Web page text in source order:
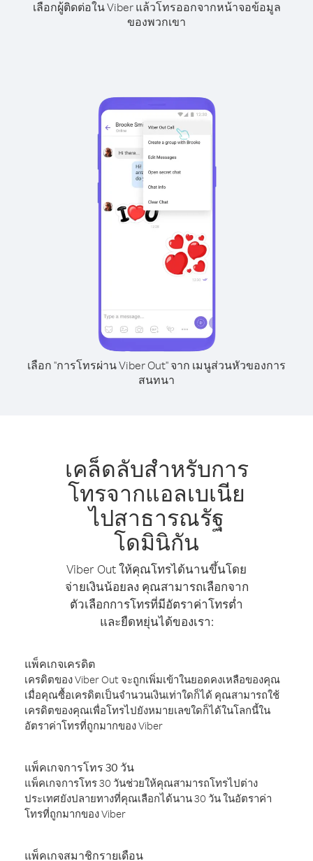
เลือกผู้ติดต่อใน Viber แล้วโทรออกจากหน้าจอข้อมูล
ของพวกเขา
เลือก "การโทรผ่าน Viber Out" จาก เมนูส่วนหัวของการ
สนทนา
เคล็ดลับสำหรับการ
โทรจากแอลเบเนีย
ไปสาธารณรัฐ
โดมินิกัน
Viber Out ให้คุณโทรได้นานขึ้นโดย
จ่ายเงินน้อยลง คุณสามารถเลือกจาก
ตัวเลือกการโทรที่มีอัตราค่าโทรต่ำ
และยืดหยุ่นได้ของเรา:
แพ็คเกจเครดิต
เครดิตของ Viber Out จะถูกเพิ่มเข้าในยอดคงเหลือของคุณ
เมื่อคุณซื้อเครดิตเป็นจำนวนเงินเท่าใดก็ได้ คุณสามารถใช้
เครดิตของคุณเพื่อโทรไปยังหมายเลขใดก็ได้ในโลกนี้ใน
อัตราค่าโทรที่ถูกมากของ Viber
แพ็คเกจการโทร 30 วัน
แพ็คเกจการโทร 30 วันช่วยให้คุณสามารถโทรไปต่าง
ประเทศยังปลายทางที่คุณเลือกได้นาน 30 วัน ในอัตราค่า
โทรที่ถูกมากของ Viber
แพ็คเกจสมาชิกรายเดือน